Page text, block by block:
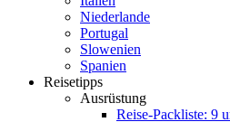
Niederlande
Portugal
Slowenien
Spanien
Reisetipps
Ausrüstung
Reise-Packliste: 9